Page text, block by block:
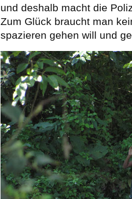
und deshalb macht die
Zum Glück braucht man
spazieren gehen will und